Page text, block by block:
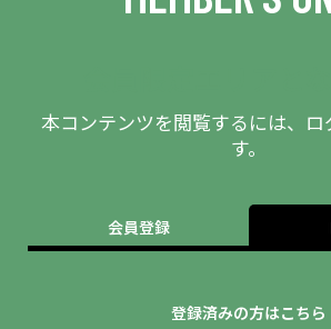
本コンテンツを閲覧するには、
す。
会員登録
登録済みの方はこちら